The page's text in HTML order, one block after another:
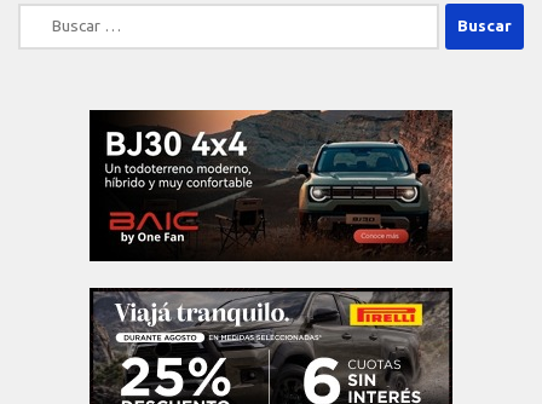
Buscar: